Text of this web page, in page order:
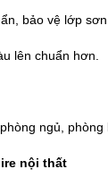
bảo vệ lớp sơn
lên chuẩn hơn.
ngủ, phòng
nội thất